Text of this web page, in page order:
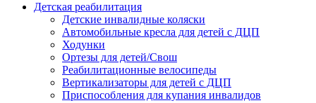
Детская реабилитация
Детские инвалидные коляски
Автомобильные кресла для детей с ДЦП
Ходунки
Ортезы для детей/Свош
Реабилитационные велосипеды
Вертикализаторы для детей с ДЦП
Приспособления для купания инвалидов